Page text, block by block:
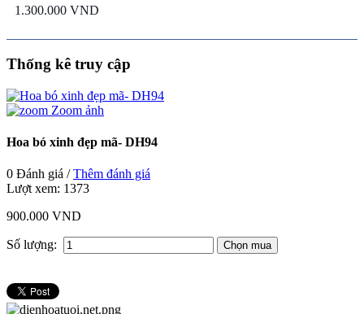
1.300.000 VND
Thống kê truy cập
Zoom ảnh
Hoa bó xinh đẹp mã- DH94
0 Đánh giá /Thêm đánh giá
Lượt xem: 1373
900.000 VND
Số lượng: